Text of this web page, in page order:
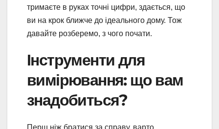
тримаєте в руках точні цифри, здається, що
ви на крок ближче до ідеального дому. Тож
давайте розберемо, з чого почати.
Інструменти для
вимірювання: що вам
знадобиться?